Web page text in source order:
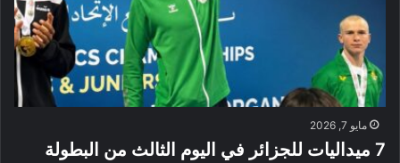
مايو 7, 2026
7 ميداليات للجزائر في اليوم الثالث من البطولة